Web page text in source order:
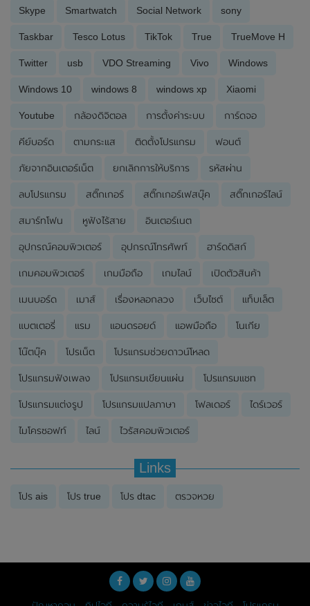
Skype Smartwatch Social Network sony
Taskbar Tesco Lotus TikTok True TrueMove H
Twitter usb VDO Streaming Vivo Windows
Windows 10 windows 8 windows xp Xiaomi
Youtube กล้องดิจิตอล การตั้งค่าระบบ การ์ดจอ
คีย์บอร์ด ตามกระแส ติดตั้งโปรแกรม ฟอนต์
ภัยจากอินเตอร์เน็ต ยกเลิกการให้บริการ รหัสผ่าน
ลบโปรแกรม สติ๊กเกอร์ สติ๊กเกอร์เฟสบุ๊ค สติ๊กเกอร์ไลน์
สมาร์ทโฟน หูฟังไร้สาย อินเตอร์เนต
อุปกรณ์คอมพิวเตอร์ อุปกรณ์โทรศัพท์ ฮาร์ดดิสก์
เกมคอมพิวเตอร์ เกมมือถือ เกมไลน์ เปิดตัวสินค้า
เมนบอร์ด เมาส์ เรื่องหลอกลวง เว็บไซต์ แท็บเล็ต
แบตเตอรี่ แรม แอนดรอยด์ แอพมือถือ โนเกีย
โน๊ตบุ๊ค โปรเน็ต โปรแกรมช่วยดาวน์โหลด
โปรแกรมฟังเพลง โปรแกรมเขียนแผ่น โปรแกรมแชท
โปรแกรมแต่งรูป โปรแกรมแปลภาษา โฟลเดอร์ ไดร์เวอร์
ไมโครซอฟท์ ไลน์ ไวรัสคอมพิวเตอร์
Links
โปร ais โปร true โปร dtac ตรวจหวย